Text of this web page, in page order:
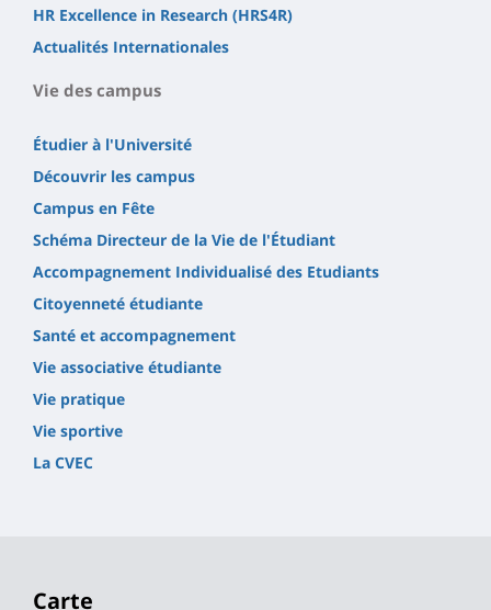
HR Excellence in Research (HRS4R)
Actualités Internationales
Vie des campus
Étudier à l'Université
Découvrir les campus
Campus en Fête
Schéma Directeur de la Vie de l'Étudiant
Accompagnement Individualisé des Etudiants
Citoyenneté étudiante
Santé et accompagnement
Vie associative étudiante
Vie pratique
Vie sportive
La CVEC
Carte